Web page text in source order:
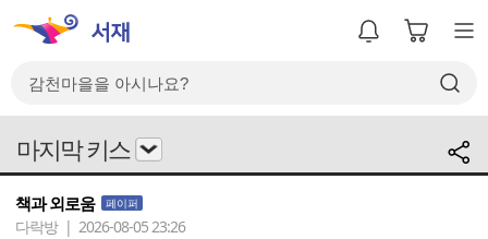
마지막 키스
책과 외로움 페이퍼
다락방 | 2026-08-05 23:26